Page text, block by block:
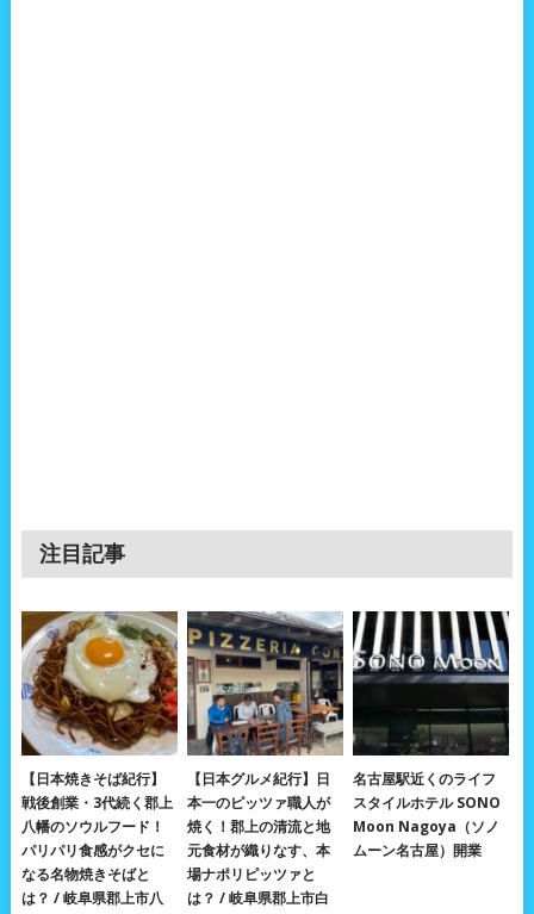
注目記事
【日本焼きそば紀行】
戦後創業・3代続く郡上
八幡のソウルフード！
パリパリ食感がクセに
なる名物焼きそばと
は？ / 岐阜県郡上市八
【日本グルメ紀行】日
本一のピッツァ職人が
焼く！郡上の清流と地
元食材が織りなす、本
場ナポリピッツァと
は？ / 岐阜県郡上市白
名古屋駅近くのライフ
スタイルホテル SONO
Moon Nagoya（ソノ
ムーン名古屋）開業